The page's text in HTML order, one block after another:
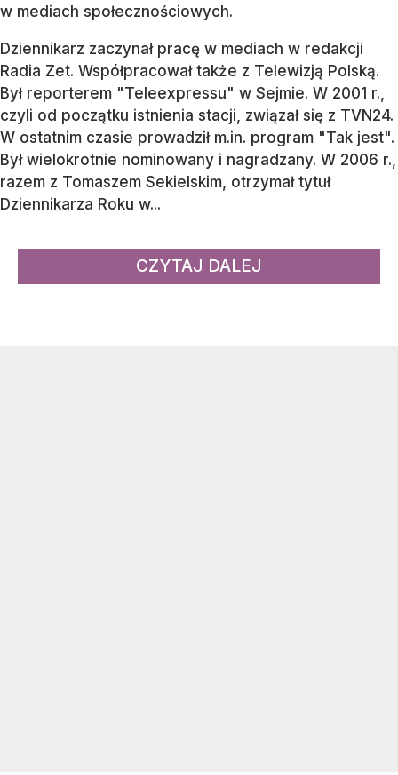
w mediach społecznościowych.
Dziennikarz zaczynał pracę w mediach w redakcji
Radia Zet. Współpracował także z Telewizją Polską.
Był reporterem "Teleexpressu" w Sejmie. W 2001 r.,
czyli od początku istnienia stacji, związał się z TVN24.
W ostatnim czasie prowadził m.in. program "Tak jest".
Był wielokrotnie nominowany i nagradzany. W 2006 r.,
razem z Tomaszem Sekielskim, otrzymał tytuł
Dziennikarza Roku w...
CZYTAJ DALEJ